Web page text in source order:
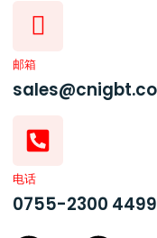
邮箱
电话
0755-2300 4499